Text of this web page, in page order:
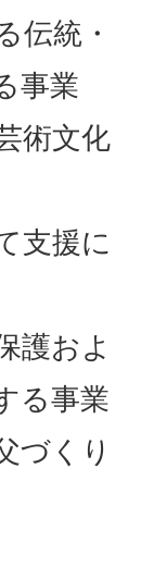
伝統・
事業
術文化
支援に
護およ
る事業
づくり